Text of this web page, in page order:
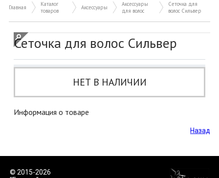
Главная
Каталог
товаров
Аксессуары
Аксессуары
для волос
Сеточка для
волос Сильвер
Сеточка для волос Сильвер
НЕТ В НАЛИЧИИ
Информация о товаре
Назад
© 2015-2026